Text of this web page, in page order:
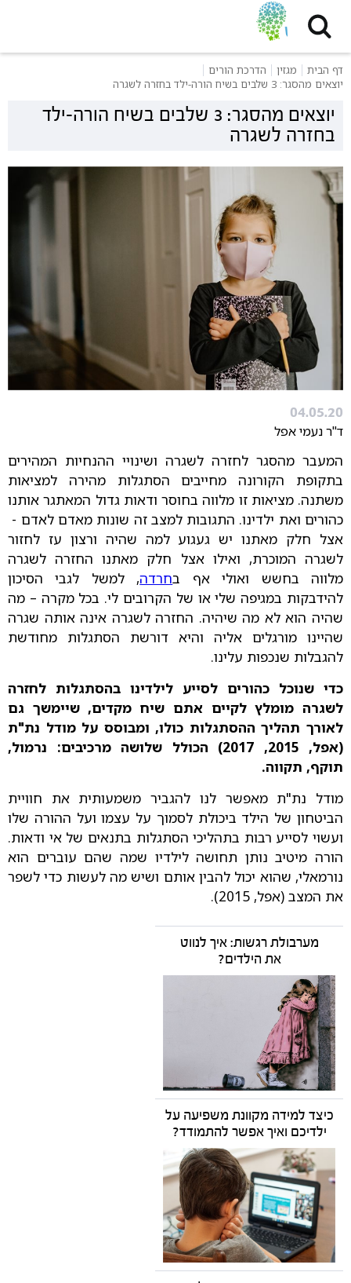
דף הבית מגזין
הדרכת הורים
יוצאים מהסגר: 3 שלבים בשיח הורה-ילד בחזרה לשגרה
יוצאים מהסגר: 3 שלבים בשיח הורה-ילד
בחזרה לשגרה
04.05.20
ד"ר נעמי אפל
המעבר מהסגר לחזרה לשגרה ושינויי ההנחיות המהירים
בתקופת הקורונה מחייבים הסתגלות מהירה למציאות
משתנה. מציאות זו מלווה בחוסר ודאות גדול המאתגר אותנו
כהורים ואת ילדינו. התגובות למצב זה שונות מאדם לאדם -
אצל חלק מאתנו יש געגוע למה שהיה ורצון עז לחזור
לשגרה המוכרת, ואילו אצל חלק מאתנו החזרה לשגרה
מלווה בחשש ואולי אף בחרדה, למשל לגבי הסיכון
להידבקות במגיפה שלי או של הקרובים לי. בכל מקרה – מה
שהיה הוא לא מה שיהיה. החזרה לשגרה אינה אותה שגרה
שהיינו מורגלים אליה והיא דורשת הסתגלות מחודשת
להגבלות שנכפות עלינו.
כדי שנוכל כהורים לסייע לילדינו בהסתגלות לחזרה
לשגרה מומלץ לקיים אתם שיח מקדים, שיימשך גם
לאורך תהליך ההסתגלות כולו, ומבוסס על מודל נת"ת
(אפל, 2015, 2017) הכולל שלושה מרכיבים: נרמול,
תוקף, תקווה.
מודל נת"ת מאפשר לנו להגביר משמעותית את חוויית
הביטחון של הילד ביכולת לסמוך על עצמו ועל ההורה שלו
ועשוי לסייע רבות בתהליכי הסתגלות בתנאים של אי ודאות.
הורה מיטיב נותן תחושה לילדיו שמה שהם עוברים הוא
נורמאלי, שהוא יכול להבין אותם ושיש מה לעשות כדי לשפר
את המצב (אפל, 2015).
מערבולת רגשות: איך לנווט
את הילדים?
כיצד למידה מקוונת משפיעה על
ילדיכם ואיך אפשר להתמודד?